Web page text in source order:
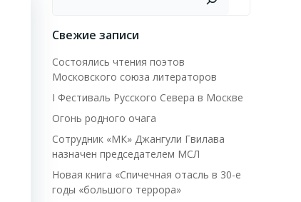
Свежие записи
Состоялись чтения поэтов
Московского союза литераторов
I Фестиваль Русского Севера в Москве
Огонь родного очага
Сотрудник «МК» Джангули Гвилава
назначен председателем МСЛ
Новая книга «Спичечная отасль в 30-е
годы «большого террора»